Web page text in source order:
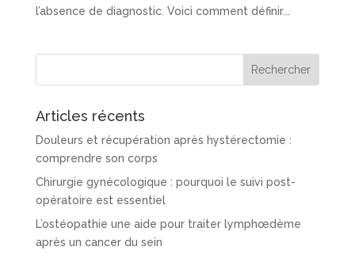
l’absence de diagnostic. Voici comment définir...
Articles récents
Douleurs et récupération après hystérectomie :
comprendre son corps
Chirurgie gynécologique : pourquoi le suivi post-
opératoire est essentiel
L’ostéopathie une aide pour traiter lymphœdème
après un cancer du sein